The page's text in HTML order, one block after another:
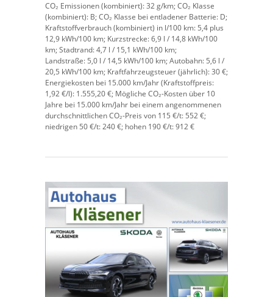
CO₂ Emissionen (kombiniert):32 g/km;CO₂ Klasse
(kombiniert): B;CO₂ Klasse bei entladener Batterie: D;
Kraftstoffverbrauch (kombiniert) in l/100 km: 5,4 plus
12,9 kWh/100 km; Kurzstrecke:6,9 l / 14,8 kWh/100
km;Stadtrand:4,7 l / 15,1 kWh/100 km;
Landstraße: 5,0 l / 14,5 kWh/100 km;Autobahn: 5,6 l /
20,5 kWh/100 km; Kraftfahrzeugsteuer (jährlich):30 €;
Energiekosten bei 15.000 km/Jahr (Kraftstoffpreis:
1,92€/l): 1.555,20 €; Mögliche CO₂-Kosten über 10
Jahre bei 15.000 km/Jahr bei einem angenommenen
durchschnittlichen CO₂-Preis von 115 €/t: 552 €;
niedrigen 50 €/t: 240 €; hohen 190 €/t: 912 €